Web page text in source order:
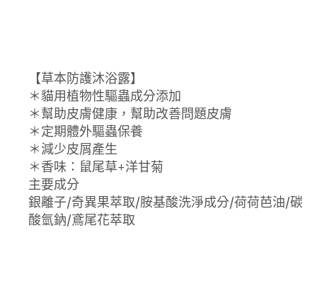
【草本防護沐浴露】
＊貓用植物性驅蟲成分添加
＊幫助皮膚健康，幫助改善問題皮膚
＊定期體外驅蟲保養
＊減少皮屑產生
＊香味：鼠尾草+洋甘菊
主要成分
銀離子/奇異果萃取/胺基酸洗淨成分/荷荷芭油/碳
酸氫鈉/鳶尾花萃取